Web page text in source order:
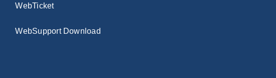
WebTicket
WebSupport Download